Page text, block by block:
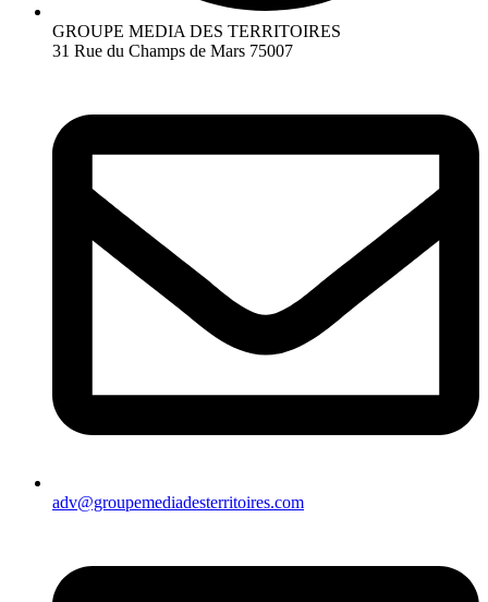
GROUPE MEDIA DES TERRITOIRES
31 Rue du Champs de Mars 75007
adv@groupemediadesterritoires.com